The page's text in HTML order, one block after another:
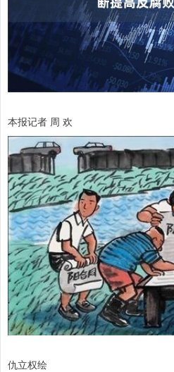
本报记者 周 欢
仇立权绘